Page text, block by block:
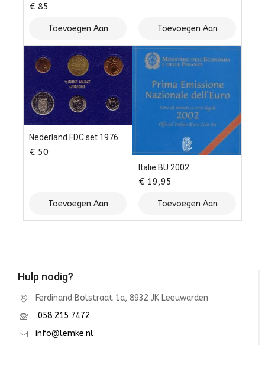
€ 85
Toevoegen Aan
Winkelwagen
Toevoegen Aan
Winkelwagen
Nederland FDC set 1976
€ 50
Toevoegen Aan
Winkelwagen
Italie BU 2002
€ 19,95
Toevoegen Aan
Winkelwagen
Hulp nodig?
Ferdinand Bolstraat 1a, 8932 JK Leeuwarden
058 215 7472
info@lemke.nl